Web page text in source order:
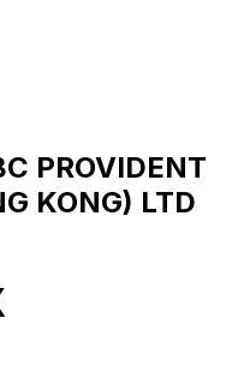
PROVIDENT
KONG) LTD